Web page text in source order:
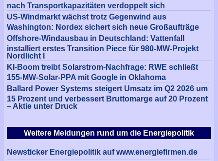
Weitere Meldungen rund um die Energiepolitik
Newsticker Energiepolitik auf www.energiefirmen.de
nach Transportkapazitäten verdoppelt sich
US-Windmarkt wächst trotz Gegenwind aus
Washington: Nordex sichert sich neue Großaufträge
Offshore-Windausbau in Deutschland: Vattenfall
installiert erstes Transition Piece für 980-MW-Projekt
Nordlicht I
KI-Boom treibt Solarstrom-Nachfrage: RWE schließt
155-MW-Solar-PPA mit Google in Oklahoma
Ballard Power Systems steigert Umsatz im Q2 2026 um
15 Prozent und verbessert Bruttomarge auf 20 Prozent
– Aktie unter Druck